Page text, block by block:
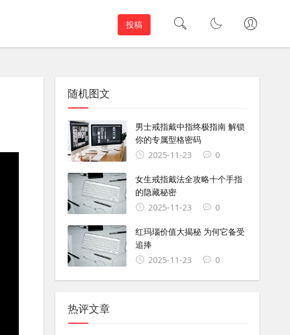
投稿
随机图文
男士戒指戴中指终极指南 解锁
你的专属型格密码
2025-11-23
0
女生戒指戴法全攻略十个手指
的隐藏秘密
2025-11-23
0
红玛瑙价值大揭秘 为何它备受
追捧
2025-11-23
0
热评文章